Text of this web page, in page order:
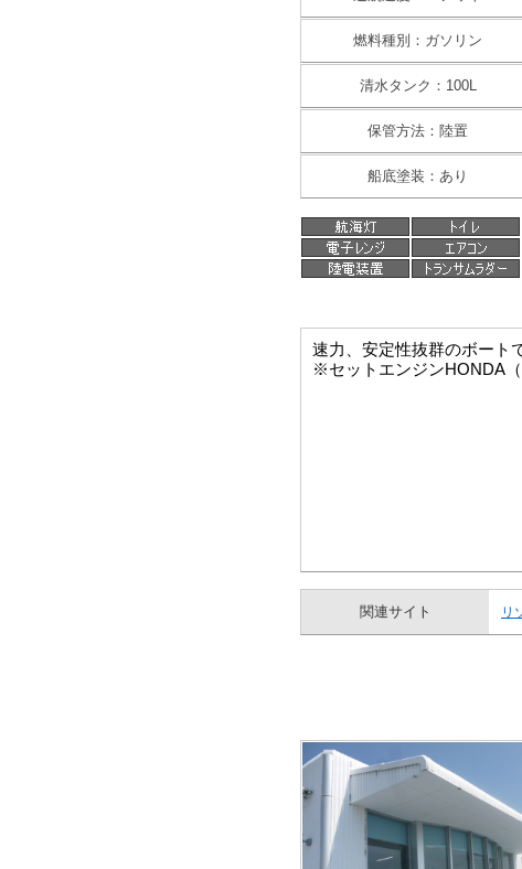
燃料種別：ガソリン
清水タンク：100L
保管方法：陸置
船底塗装：あり
速力、安定性抜群のボート
※セットエンジンHONDA
関連サイト リ